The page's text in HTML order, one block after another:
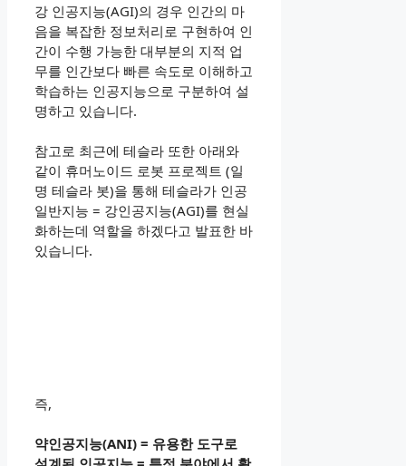
강 인공지능(AGI)의 경우 인간의 마
음을 복잡한 정보처리로 구현하여 인
간이 수행 가능한 대부분의 지적 업
무를 인간보다 빠른 속도로 이해하고
학습하는 인공지능으로 구분하여 설
명하고 있습니다.
참고로 최근에 테슬라 또한 아래와
같이 휴머노이드 로봇 프로젝트 (일
명 테슬라 봇)을 통해 테슬라가 인공
일반지능 = 강인공지능(AGI)를 현실
화하는데 역할을 하겠다고 발표한 바
있습니다.
즉,
약인공지능(ANI) = 유용한 도구로